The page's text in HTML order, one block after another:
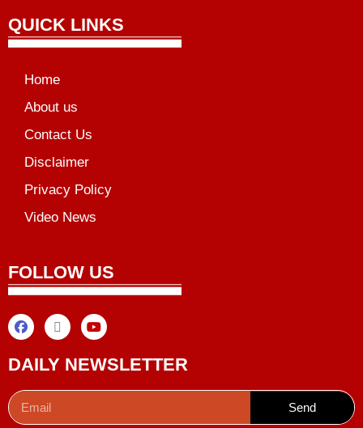
QUICK LINKS
Home
About us
Contact Us
Disclaimer
Privacy Policy
Video News
FOLLOW US
DAILY NEWSLETTER
Send